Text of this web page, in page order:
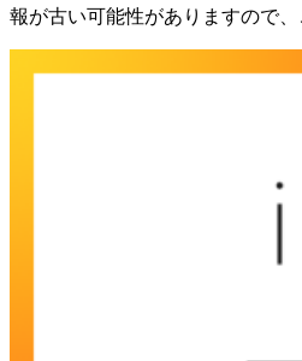
報が古い可能性がありますので、